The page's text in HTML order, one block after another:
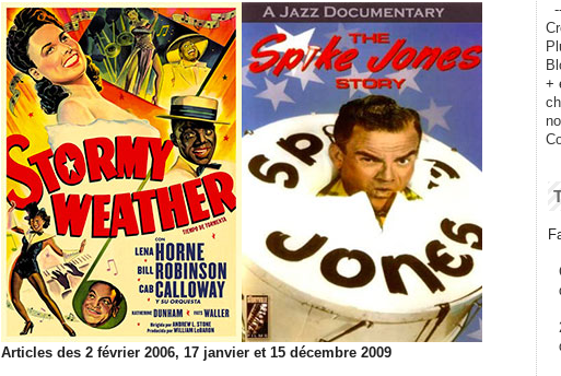
Articles des 2 février 2006, 17 janvier et 15 décembre 2009
+